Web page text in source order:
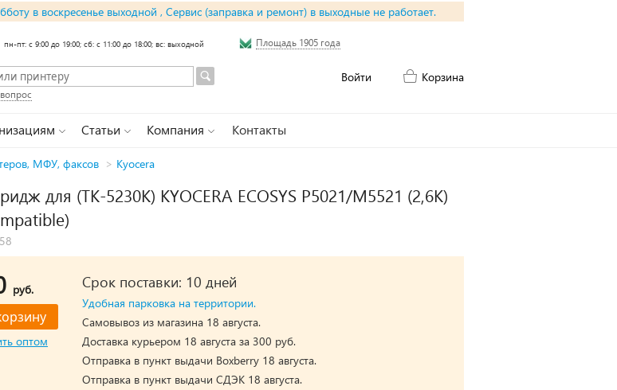
в воскресенье выходной , Сервис (заправка и ремонт) в выходные не работает.
пн-пт: с 9:00 до 19:00; сб: с 11:00 до 18:00; вс: выходной Площадь 1905 года
Войти Корзина
Статьи Компания Контакты
МФУ, факсов > Kyocera
для (TK-5230K) KYOCERA ECOSYS P5021/M5521 (2,6K)
руб.
оптом
Срок поставки: 10 дней
Удобная парковка на территории.
Самовывоз из магазина 18 августа.
Доставка курьером 18 августа за 300 руб.
Отправка в пункт выдачи Boxberry 18 августа.
Отправка в пункт выдачи СДЭК 18 августа.